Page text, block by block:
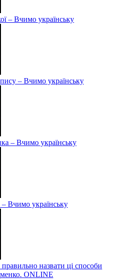
– Вчимо українську
– Вчимо українську
– Вчимо українську
Вчимо українську
назвати ці способи
ONLINE